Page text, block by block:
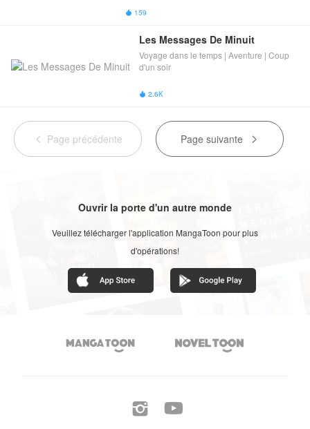
 159
Les Messages De Minuit
Voyage dans le temps | Aventure | Coup
d'un soir
 2.6K
 Page précédente Page suivante 
Ouvrir la porte d'un autre monde
Veuillez télécharger l'application MangaToon pour plus
d'opérations!
 
 